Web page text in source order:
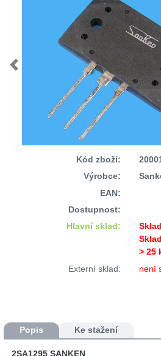
Previous
Kód zboží:
Výrobce:
EAN:
Dostupnost:
Hlavní sklad:
> 25
Externí sklad:
není
Popis Ke stažení
2SA1295 SANKEN